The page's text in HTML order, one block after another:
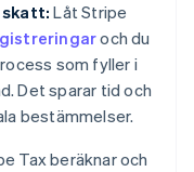
Låt Stripe
och du
som fyller i
Det sparar tid och
bestämmelser.
Tax beräknar och